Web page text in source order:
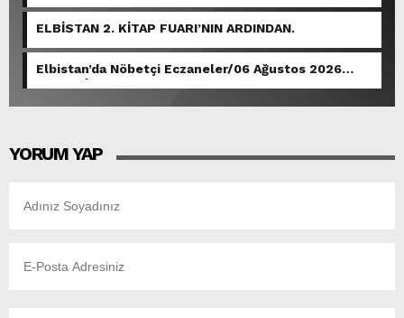
ELBİSTAN 2. KİTAP FUARI’NIN ARDINDAN.
Elbistan’da Nöbetçi Eczaneler/06 Ağustos 2026
Perşembe
YORUM YAP